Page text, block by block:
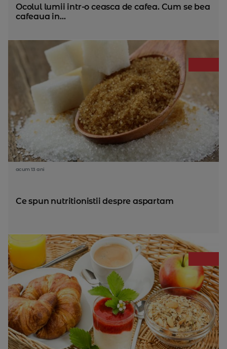
Ocolul lumii intr-o ceasca de cafea. Cum se bea
cafeaua in...
acum 13 ani
Ce spun nutritionistii despre aspartam